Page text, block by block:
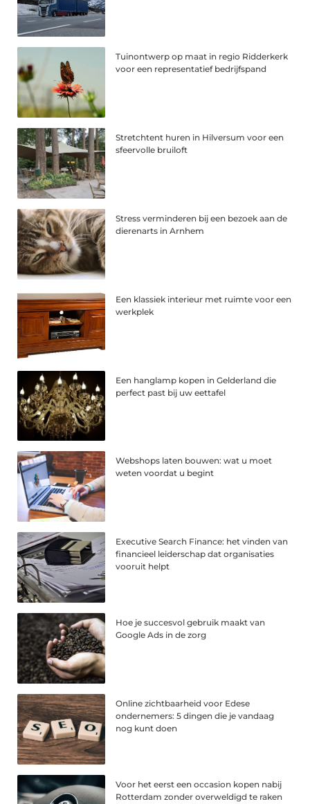
Tuinontwerp op maat in regio Ridderkerk
voor een representatief bedrijfspand
Stretchtent huren in Hilversum voor een
sfeervolle bruiloft
Stress verminderen bij een bezoek aan de
dierenarts in Arnhem
Een klassiek interieur met ruimte voor een
werkplek
Een hanglamp kopen in Gelderland die
perfect past bij uw eettafel
Webshops laten bouwen: wat u moet
weten voordat u begint
Executive Search Finance: het vinden van
financieel leiderschap dat organisaties
vooruit helpt
Hoe je succesvol gebruik maakt van
Google Ads in de zorg
Online zichtbaarheid voor Edese
ondernemers: 5 dingen die je vandaag
nog kunt doen
Voor het eerst een occasion kopen nabij
Rotterdam zonder overweldigd te raken